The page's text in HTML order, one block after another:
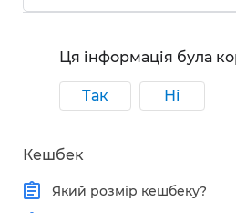
Ця інформація була
Так Ні
Кешбек
Який розмір кешбеку?